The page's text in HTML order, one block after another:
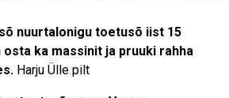
nuurtalonigu toetusõ iist 15
osta ka massinit ja pruuki rahha
Harju Ülle pilt